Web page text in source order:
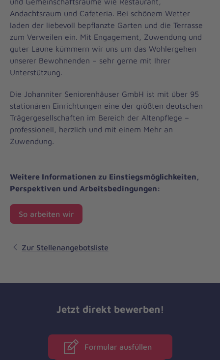
Andachtsraum und Cafeteria. Bei schönem Wetter
laden der liebevoll bepflanzte Garten und die Terrasse
zum Verweilen ein. Mit Engagement, Zuwendung und
guter Laune kümmern wir uns um das Wohlergehen
unserer Bewohnenden – sehr gerne mit Ihrer
Unterstützung.
Die Johanniter Seniorenhäuser GmbH ist mit über 95
stationären Einrichtungen eine der größten deutschen
Trägergesellschaften im Bereich der Altenpflege –
professionell, herzlich und mit einem Mehr an
Zuwendung.
Weitere Informationen zu Einstiegsmöglichkeiten,
Perspektiven und Arbeitsbedingungen:
So arbeiten wir
Zur Stellenangebotsliste
Jetzt direkt bewerben!
Formular ausfüllen